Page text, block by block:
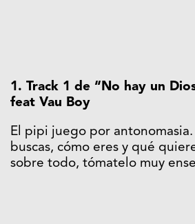
1. Track 1 de “No hay un
feat Vau Boy
El pipi juego por
buscas, cómo eres y qué
sobre todo, tómatelo muy